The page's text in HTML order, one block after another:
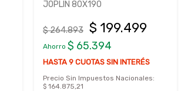
JOPLIN 80X190
$ 264.893 $ 199.499
Ahorro $ 65.394
HASTA 9 CUOTAS SIN INTERÉS
Precio Sin Impuestos Nacionales:
$ 164.875,21